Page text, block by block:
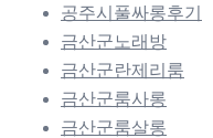
공주시풀싸롱후기
금산군노래방
금산군란제리룸
금산군룸사롱
금산군룸살롱